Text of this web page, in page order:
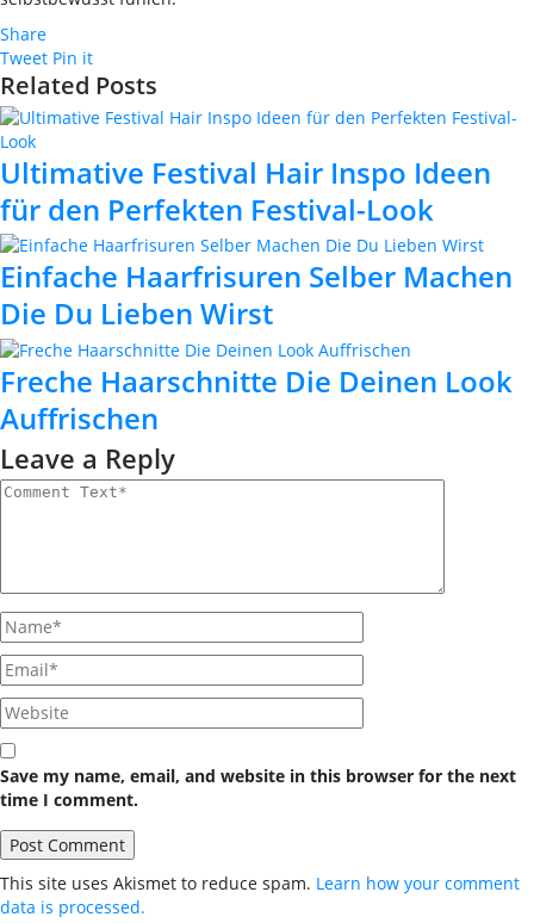
Share
Tweet Pin it
Related Posts
Ultimative Festival Hair Inspo Ideen
für den Perfekten Festival-Look
Einfache Haarfrisuren Selber Machen
Die Du Lieben Wirst
Freche Haarschnitte Die Deinen Look
Auffrischen
Leave a Reply
Save my name, email, and website in this browser for the next
time I comment.
This site uses Akismet to reduce spam. Learn how your comment
data is processed.